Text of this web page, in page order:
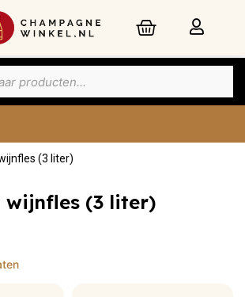
(3 liter)
wijnfles (3 liter)